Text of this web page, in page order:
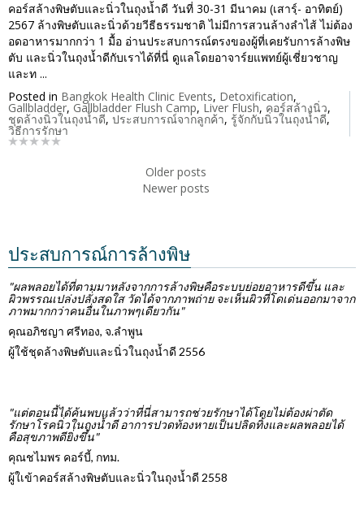
คอร์สล้างพิษตับและนิ่วในถุงน้ำดี วันที่ 30-31 มีนาคม (เสารฺ์- อาทิตย์)
2567 ล้างพิษตับและนิ่วด้วยวีธีธรรมชาติ ไม่มีการสวนล้างลำไส้ ไม่ต้อง
อดอาหารมากกว่า 1 มื้อ อ่านประสบการณ์ตรงของผู้ที่เคยรับการล้างพิษ
ตับ และนิ่วในถุงน้ำดีกับเราได้ที่นี่ ดูแลโดยอาจาร์ยแพทย์ผู้เชี่ยวชาญ
และท ...
Posted in Bangkok Health Clinic Events, Detoxification,
Gallbladder, Gallbladder Flush Camp, Liver Flush, คอร์สล้างนิ่ว,
ชุดล้างนิ่วในถุงน้ำดี, ประสบการณ์จากลูกค้า, รู้จักกับนิ่วในถุงน้ำดี,
วิธีการรักษา
Older posts
Newer posts
ประสบการณ์การล้างพิษ
"ผลพลอยได้ที่ตามมาหลังจากการล้างพิษคือระบบย่อยอาหารดีขึ้น และ
ผิวพรรณเปล่งปลั่งสดใส วัดได้จากภาพถ่าย จะเห็นผิวที่โดเด่นออกมาจาก
ภาพมากกว่าคนอื่นในภาพๆเดียวกัน"
คุณอภิชญา ศรีทอง, จ.ลำพูน
ผู้ใช้ชุดล้างพิษตับและนิ่วในถุงน้ำดี 2556
"แต่ตอนนี้ได้ค้นพบแล้วว่าที่นี่สามารถช่วยรักษาได้โดยไม่ต้องผ่าตัด
รักษาโรคนิ่วในถุงน้ำดี อาการปวดท้องหายเป็นปลิดทิ้งและผลพลอยได้
คือสุขภาพดียิ่งขึ้น"
คุณชไมพร คอร์บี้, กทม.
ผู้ใเข้าคอร์สล้างพิษตับและนิ่วในถุงน้ำดี 2558